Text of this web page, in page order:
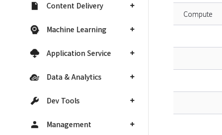
Content Delivery
Machine Learning
Application Service
Data & Analytics
Dev Tools
Management
Compute